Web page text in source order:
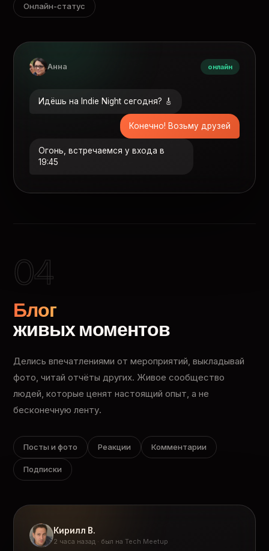
Онлайн-статус
Анна онлайн
Идёшь на Indie Night сегодня? 🎸
Конечно! Возьму друзей
Огонь, встречаемся у входа в
19:45
04
Блог
живых моментов
Делись впечатлениями от мероприятий, выкладывай
фото, читай отчёты других. Живое сообщество
людей, которые ценят настоящий опыт, а не
бесконечную ленту.
Посты и фото Реакции Комментарии
Подписки
Кирилл В.
2 часа назад · был на Tech Meetup